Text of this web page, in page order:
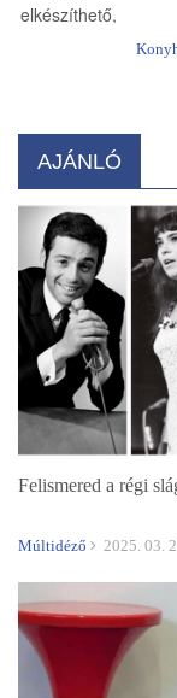
AJÁNLÓ
Felismered a régi
Múltidéző 2025. 03.